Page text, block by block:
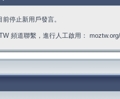
停止新用戶發言。
頻道聯繫，進行人工啟用：